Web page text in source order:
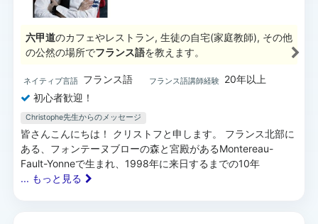
六甲道のカフェやレストラン, 生徒の自宅(家庭教師), その他
の公然の場所でフランス語を教えます。
ネイティブ言語 フランス語 フランス語講師経験
20年以上
初心者歓迎！
Christophe先生からのメッセージ
皆さんこんにちは！ クリストフと申します。 フランス北部に
ある、フォンテーヌブローの森と宮殿があるMontereau-
Fault-Yonneで生まれ、1998年に来日するまでの10年
... もっと見る